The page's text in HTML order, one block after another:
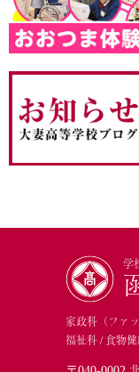
学
家政科（ファ
福祉科 / 食物